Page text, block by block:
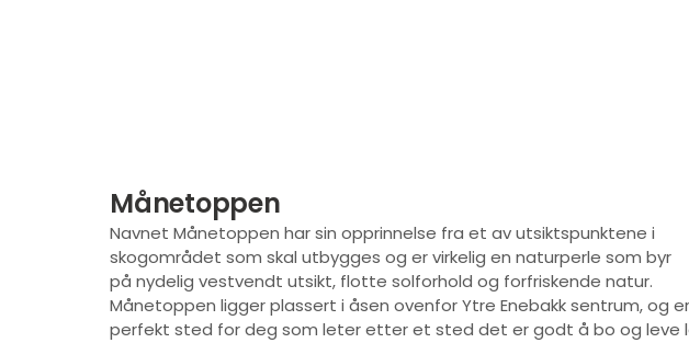
Månetoppen
Navnet Månetoppen har sin opprinnelse fra et av utsiktspunktene i
skogområdet som skal utbygges og er virkelig en naturperle som byr
på nydelig vestvendt utsikt, flotte solforhold og forfriskende natur.
Månetoppen ligger plassert i åsen ovenfor Ytre Enebakk sentrum, og
perfekt sted for deg som leter etter et sted det er godt å bo og leve